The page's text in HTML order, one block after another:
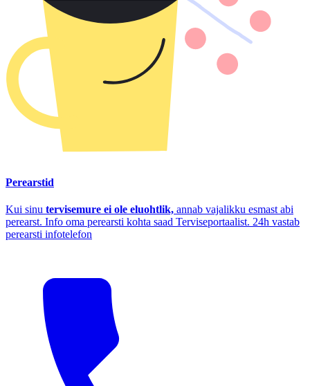
Perearstid
Kui sinu tervisemure ei ole eluohtlik, annab vajalikku esmast abi
perearst. Info oma perearsti kohta saad Terviseportaalist. 24h vastab
perearsti infotelefon